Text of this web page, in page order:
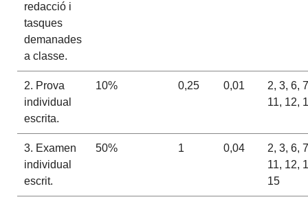
redacció i
tasques
demanades
a classe.
2. Prova
individual
escrita.
10% 0,25 0,01
2, 3, 6,
11, 12,
3. Examen
individual
escrit.
50% 1 0,04
2, 3, 6,
11, 12,
15